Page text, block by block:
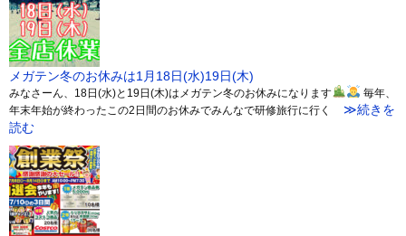
メガテン冬のお休みは1月18日(水)19日(木)
みなさーん、18日(水)と19日(木)はメガテン冬のお休みになります
毎年、
年末年始が終わったこの2日間のお休みでみんなで研修旅行に行く
≫続きを
読む